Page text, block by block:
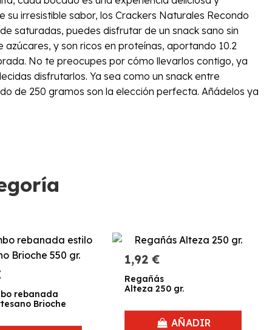
irresistible sabor, los Crackers Naturales Recondo
saturadas, puedes disfrutar de un snack sano sin
y son ricos en proteínas, aportando 10.2
No te preocupes por cómo llevarlos contigo, ya
disfrutarlos. Ya sea como un snack entre
de 250 gramos son la elección perfecta. Añádelos ya
rebanada
Brioche
1,92 €
Regañás
Alteza 250 gr.
AÑADIR